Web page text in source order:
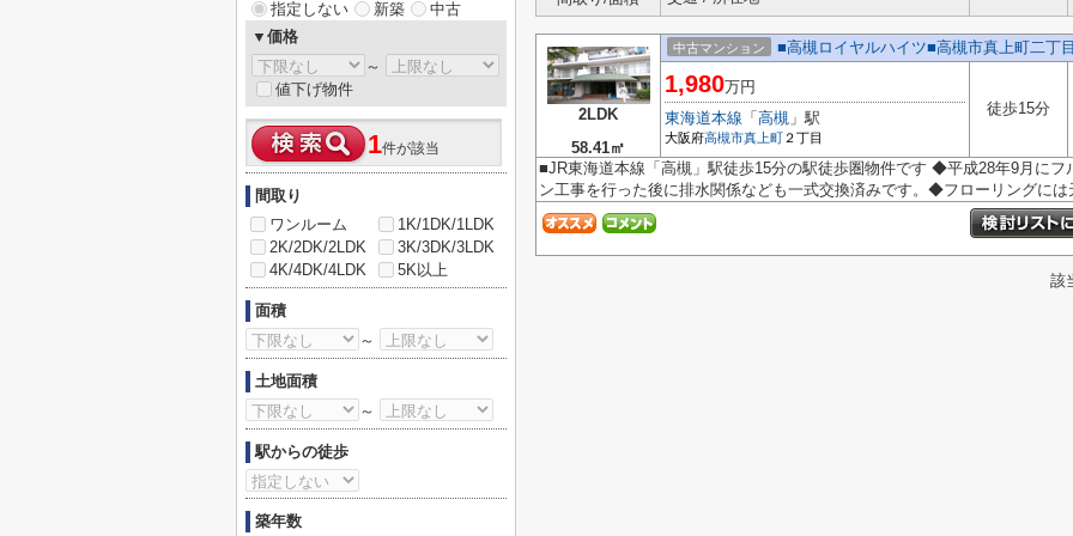
2LDK
58.41㎡
中古マンション ■高槻ロイヤルハイツ■高槻市真上町二丁
1,980万円
東海道本線 「 高槻 」駅
大阪府高槻市真上町 ２丁目
徒歩15分
■JR東海道本線「高槻」駅徒歩15分の駅徒歩圏物件です ◆平成28年9月に
ン工事を行った後に排水関係なども一式交換済みです。 ◆フローリングには
該
指定しない 新築
中古
▼価格
～
値下げ物件
1件が該当
間取り
ワンルーム
1K/1DK/1LDK
2K/2DK/2LDK
3K/3DK/3LDK
4K/4DK/4LDK
5K以上
面積
～
土地面積
～
駅からの徒歩
築年数